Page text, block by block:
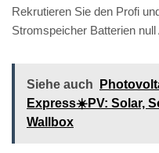
Rekrutieren Sie den Profi
Stromspeicher Batterien null
Siehe auch
Express☀️PV️: Solar,
Wallbox